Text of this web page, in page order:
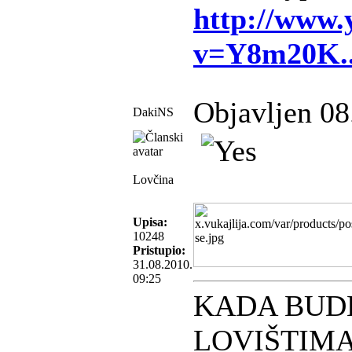
http://
DakiNS Objavljen
Lovčina
Upisa:
10248
Pristupio:
31.08.2010.
09:25
KADA